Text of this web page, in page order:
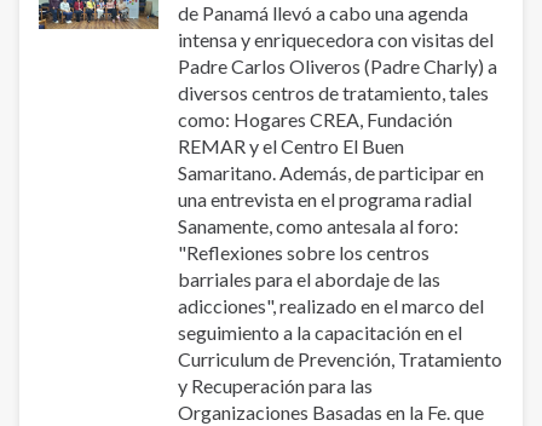
de Panamá llevó a cabo una agenda
intensa y enriquecedora con visitas del
Padre Carlos Oliveros (Padre Charly) a
diversos centros de tratamiento, tales
como: Hogares CREA, Fundación
REMAR y el Centro El Buen
Samaritano. Además, de participar en
una entrevista en el programa radial
Sanamente, como antesala al foro:
"Reflexiones sobre los centros
barriales para el abordaje de las
adicciones", realizado en el marco del
seguimiento a la capacitación en el
Curriculum de Prevención, Tratamiento
y Recuperación para las
Organizaciones Basadas en la Fe. que